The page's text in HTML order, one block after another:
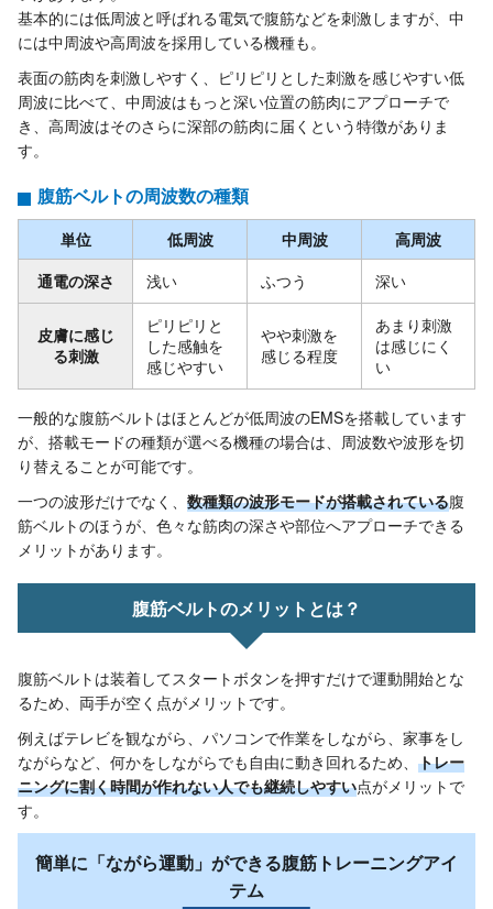
基本的には低周波と呼ばれる電気で腹筋などを刺激しますが、中
には中周波や高周波を採用している機種も。
表面の筋肉を刺激しやすく、ピリピリとした刺激を感じやすい低
周波に比べて、中周波はもっと深い位置の筋肉にアプローチで
き、高周波はそのさらに深部の筋肉に届くという特徴がありま
す。
腹筋ベルトの周波数の種類
単位 低周波 中周波
高周波
通電の深さ
浅い ふつう 深い
皮膚に感じ
る刺激
ピリピリと
した感触を
感じやすい
やや刺激を
感じる程度
あまり刺激
は感じにく
い
一般的な腹筋ベルトはほとんどが低周波のEMSを搭載しています
が、搭載モードの種類が選べる機種の場合は、周波数や波形を切
り替えることが可能です。
一つの波形だけでなく、 数種類の波形モードが搭載されている腹
筋ベルトのほうが、色々な筋肉の深さや部位へアプローチできる
メリットがあります。
腹筋ベルトのメリットとは？
腹筋ベルトは装着してスタートボタンを押すだけで運動開始とな
るため、両手が空く点がメリットです。
例えばテレビを観ながら、パソコンで作業をしながら、家事をし
ながらなど、何かをしながらでも自由に動き回れるため、 トレー
ニングに割く時間が作れない人でも継続しやすい点がメリットで
す。
簡単に「ながら運動」ができる腹筋トレーニングアイ
テム